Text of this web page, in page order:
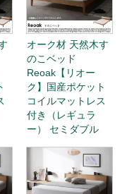
イズ別
リー